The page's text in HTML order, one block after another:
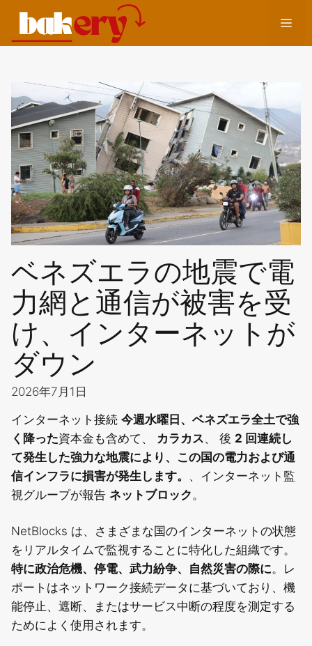
テ
メ
ュ
ー
ベネズエラの地震で電
力網と通信が被害を受
け、インターネットが
ダウン
2026年7月1日
インターネット接続 今週水曜日、ベネズエラ全土で強
く降った資本金も含めて、 カラカス、 後 2 回連続し
て発生した強力な地震により、この国の電力および通
信インフラに損害が発生します。 、インターネット監
視グループが報告 ネットブロック 。
NetBlocks は、さまざまな国のインターネットの状態
をリアルタイムで監視することに特化した組織です。
特に政治危機、停電、武力紛争、自然災害の際に。レ
ポートはネットワーク接続データに基づいており、機
能停止、遮断、またはサービス中断の程度を測定する
ためによく使用されます。